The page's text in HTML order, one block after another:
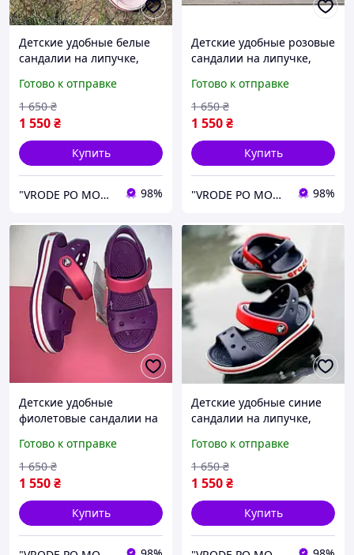
Детские удобные белые
сандалии на липучке,
Crocs Sandal Kids пена
для девочек, оригинал
Готово к отправке
1 550₴
1 650 ₴
Купить
"VRODE PO MODE" - брендовий інтернет-магазин одягу, взуття та аксесуарів 98%
Детские удобные розовые
сандалии на липучке,
детский сад Crocs Sandal
Kids пена для девочек,
оригинал
Готово к отправке
1 550₴
1 650 ₴
Купить
"VRODE PO MODE" - брендовий інтернет-магазин одягу, взуття та аксесуарів 98%
Детские удобные
фиолетовые сандалии на
босоножки Crocs Sandal
Kids пена для девочек,
оригинал
Готово к отправке
1 550₴
1 650 ₴
Купить
Детские удобные синие
сандалии на липучке,
Crocs Sandal Kids для
мальчиков и девочек
Готово к отправке
1 550₴
1 650 ₴
Купить